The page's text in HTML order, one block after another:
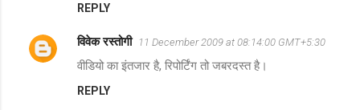
REPLY
विवेक रस्तोगी 11 December 2009 at 08:14:00 GMT+5:30
वीडियो का इंतजार है, रिपोर्टिंग तो जबरदस्त है।
REPLY